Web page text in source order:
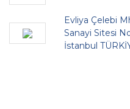
Evliya Çelebi
Sanayi Sitesi
İstanbul